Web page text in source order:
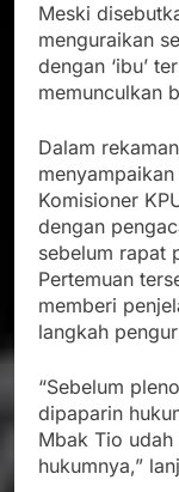
Meski
menguraikan
dengan ‘ibu’
memunculkan
Dalam
Komisioner
dengan
sebelum rapat
Pertemuan
memberi
langkah
“Sebelum
dipaparin
Mbak Tio
hukumnya,”